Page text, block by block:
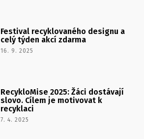
Festival recyklovaného designu a
celý týden akcí zdarma
16. 9. 2025
RecykloMise 2025: Žáci dostávají
slovo. Cílem je motivovat k
recyklaci
7. 4. 2025